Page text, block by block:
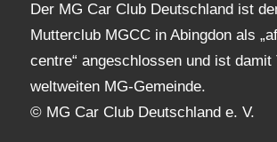
Der MG Car Club Deutschland ist
Mutterclub MGCC in Abingdon als
centre“ angeschlossen und ist damit
weltweiten MG-Gemeinde.
© MG Car Club Deutschland e. V.